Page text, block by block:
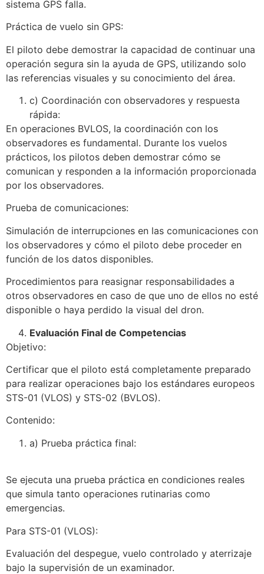
sistema GPS falla.
Práctica de vuelo sin GPS:
El piloto debe demostrar la capacidad de continuar una
operación segura sin la ayuda de GPS, utilizando solo
las referencias visuales y su conocimiento del área.
c) Coordinación con observadores y respuesta
rápida:
En operaciones BVLOS, la coordinación con los
observadores es fundamental. Durante los vuelos
prácticos, los pilotos deben demostrar cómo se
comunican y responden a la información proporcionada
por los observadores.
Prueba de comunicaciones:
Simulación de interrupciones en las comunicaciones con
los observadores y cómo el piloto debe proceder en
función de los datos disponibles.
Procedimientos para reasignar responsabilidades a
otros observadores en caso de que uno de ellos no esté
disponible o haya perdido la visual del dron.
Evaluación Final de Competencias
Objetivo:
Certificar que el piloto está completamente preparado
para realizar operaciones bajo los estándares europeos
STS-01 (VLOS) y STS-02 (BVLOS).
Contenido:
a) Prueba práctica final:
Se ejecuta una prueba práctica en condiciones reales
que simula tanto operaciones rutinarias como
emergencias.
Para STS-01 (VLOS):
Evaluación del despegue, vuelo controlado y aterrizaje
bajo la supervisión de un examinador.